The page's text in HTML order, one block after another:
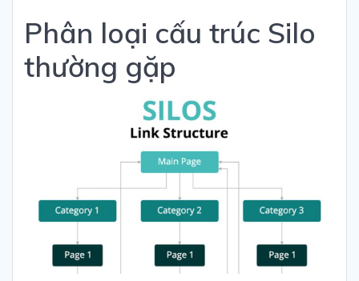
Phân loại cấu trúc Silo
thường gặp